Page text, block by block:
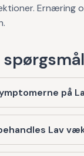
Ernæring
på
Lav